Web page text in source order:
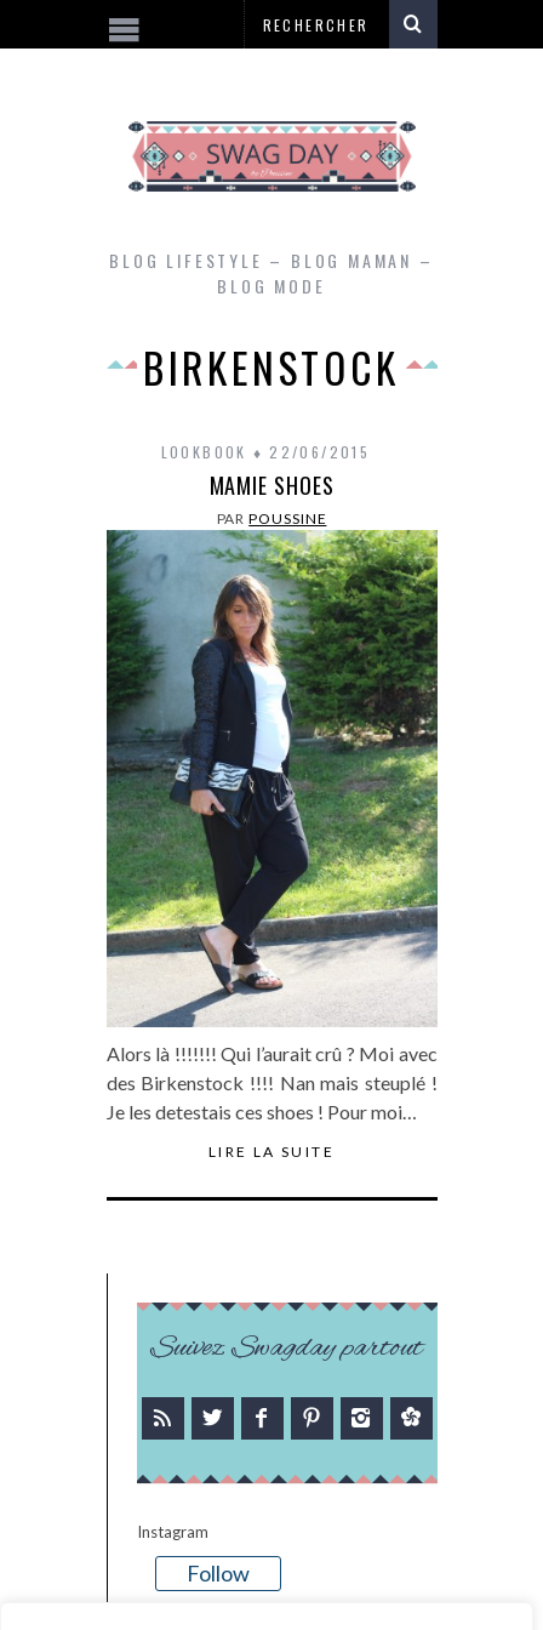
BLOG LIFESTYLE – BLOG MAMAN –
BLOG MODE
BIRKENSTOCK
LOOKBOOK 22/06/2015
MAMIE SHOES
PARPOUSSINE
Alors là !!!!!!! Qui l’aurait crû ? Moi avec
des Birkenstock !!!! Nan mais steuplé !
Je les detestais ces shoes ! Pour moi…
LIRE LA SUITE
Suivez Swagday partout
Instagram
Follow